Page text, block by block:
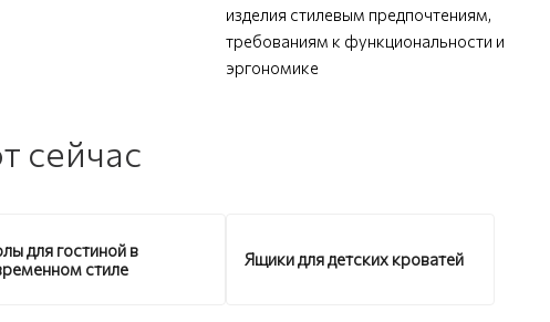
изделия стилевым предпочтениям,
требованиям к функциональности и
эргономике
сейчас
для гостиной в
стиле
Ящики для детских кроватей